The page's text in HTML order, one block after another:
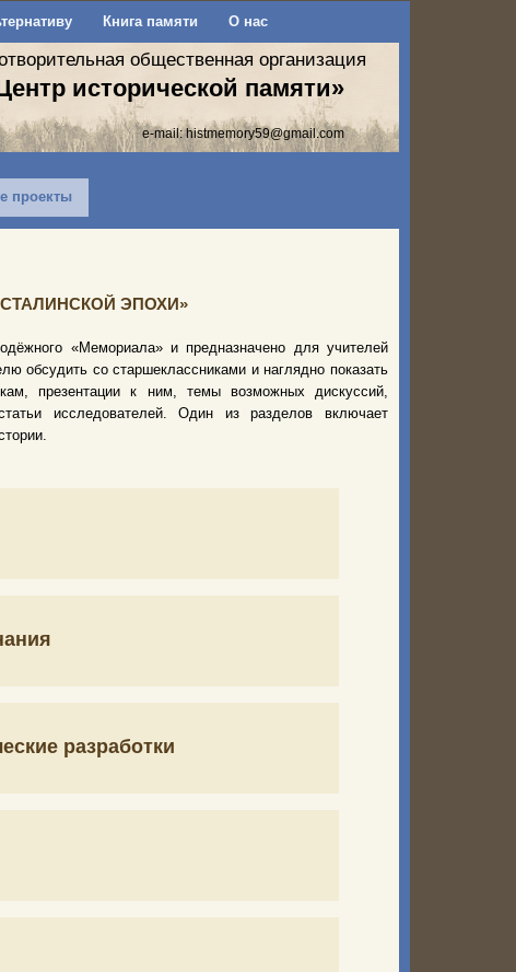
Книга памяти О нас
общественная организация
исторической памяти»
e-mail:histmemory59@gmail.com
проекты
СТАЛИНСКОЙ ЭПОХИ»
«Мемориала» и предназначено для учителей
обсудить со старшеклассниками и наглядно показать
презентации к ним, темы возможных дискуссий,
исследователей. Один из разделов включает
разработки